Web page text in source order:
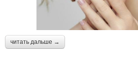
читать дальше →